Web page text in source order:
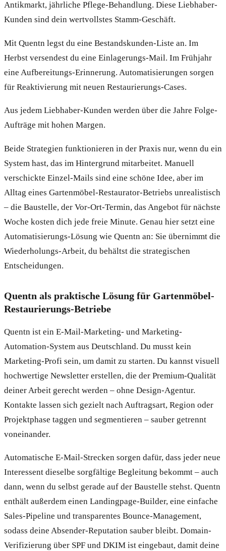
Antikmarkt, jährliche Pflege-Behandlung. Diese Liebhaber-
Kunden sind dein wertvollstes Stamm-Geschäft.
Mit Quentn legst du eine Bestandskunden-Liste an. Im
Herbst versendest du eine Einlagerungs-Mail. Im Frühjahr
eine Aufbereitungs-Erinnerung. Automatisierungen sorgen
für Reaktivierung mit neuen Restaurierungs-Cases.
Aus jedem Liebhaber-Kunden werden über die Jahre Folge-
Aufträge mit hohen Margen.
Beide Strategien funktionieren in der Praxis nur, wenn du ein
System hast, das im Hintergrund mitarbeitet. Manuell
verschickte Einzel-Mails sind eine schöne Idee, aber im
Alltag eines Gartenmöbel-Restaurator-Betriebs unrealistisch
– die Baustelle, der Vor-Ort-Termin, das Angebot für nächste
Woche kosten dich jede freie Minute. Genau hier setzt eine
Automatisierungs-Lösung wie Quentn an: Sie übernimmt die
Wiederholungs-Arbeit, du behältst die strategischen
Entscheidungen.
Quentn als praktische Lösung für Gartenmöbel-
Restaurierungs-Betriebe
Quentn ist ein E-Mail-Marketing- und Marketing-
Automation-System aus Deutschland. Du musst kein
Marketing-Profi sein, um damit zu starten. Du kannst visuell
hochwertige Newsletter erstellen, die der Premium-Qualität
deiner Arbeit gerecht werden – ohne Design-Agentur.
Kontakte lassen sich gezielt nach Auftragsart, Region oder
Projektphase taggen und segmentieren – sauber getrennt
voneinander.
Automatische E-Mail-Strecken sorgen dafür, dass jeder neue
Interessent dieselbe sorgfältige Begleitung bekommt – auch
dann, wenn du selbst gerade auf der Baustelle stehst. Quentn
enthält außerdem einen Landingpage-Builder, eine einfache
Sales-Pipeline und transparentes Bounce-Management,
sodass deine Absender-Reputation sauber bleibt. Domain-
Verifizierung über SPF und DKIM ist eingebaut, damit deine